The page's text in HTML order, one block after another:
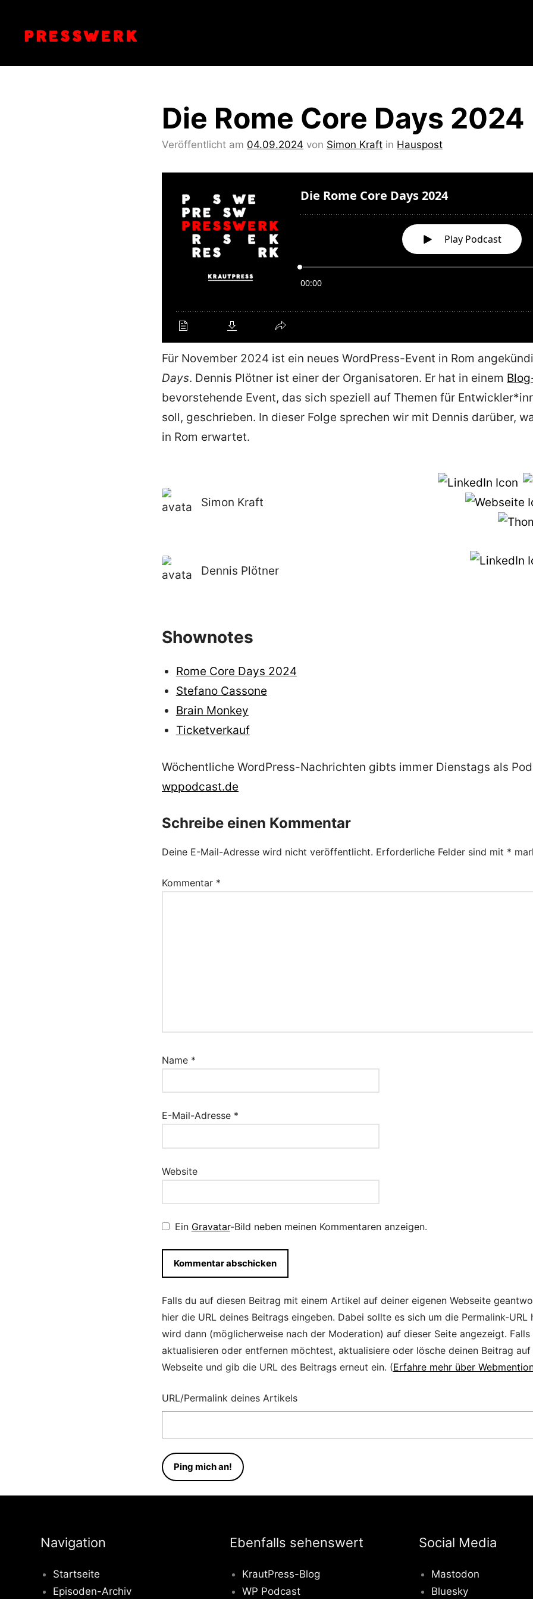
springen
Die Rome Core Days 2024
Veröffentlicht am 04.09.2024 von Simon Kraft in Hauspost
Für November 2024 ist ein neues WordPress-Event in Rom
Days. Dennis Plötner ist einer der Organisatoren. Er hat in einem
bevorstehende Event, das sich speziell auf Themen für
soll, geschrieben. In dieser Folge sprechen wir mit Dennis darüber,
in Rom erwartet.
Simon Kraft
Dennis Plötner
Shownotes
Rome Core Days 2024
Stefano Cassone
Brain Monkey
Ticketverkauf
Wöchentliche WordPress-Nachrichten gibts immer Dienstags als
wppodcast.de
Schreibe einen Kommentar
Deine E-Mail-Adresse wird nicht veröffentlicht. Erforderliche Felder sind mit *
Kommentar *
Name *
E-Mail-Adresse *
Website
Ein Gravatar-Bild neben meinen Kommentaren anzeigen.
Falls du auf diesen Beitrag mit einem Artikel auf deiner eigenen Webseite
hier die URL deines Beitrags eingeben. Dabei sollte es sich um die Permalink-
wird dann (möglicherweise nach der Moderation) auf dieser Seite angezeigt.
aktualisieren oder entfernen möchtest, aktualisiere oder lösche deinen Beitrag
Webseite und gib die URL des Beitrags erneut ein. (Erfahre mehr über
URL/Permalink deines Artikels
Navigation
Startseite
Episoden-Archiv
Ebenfalls sehenswert
KrautPress-Blog
WP Podcast
Social Media
Mastodon
Bluesky